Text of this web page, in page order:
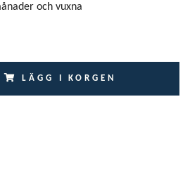
och vuxna
LÄGG I KORGEN